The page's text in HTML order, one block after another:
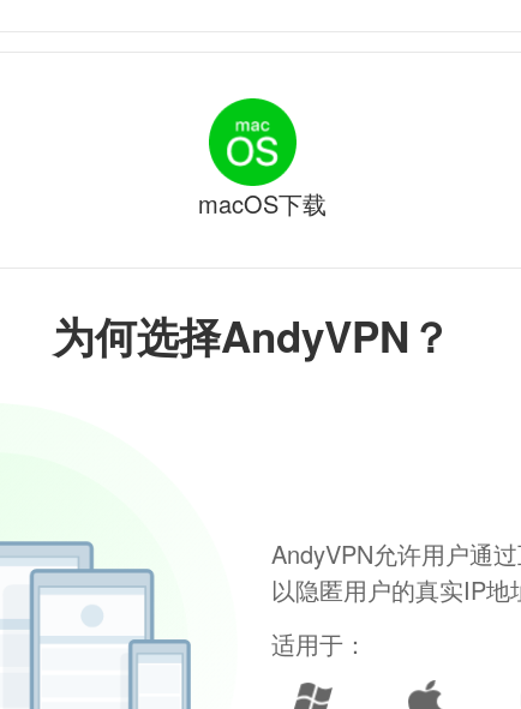
为何选择AndyVPN？
AndyVPN允许用户通
以隐匿用户的真实IP地
适用于：
macOS下载